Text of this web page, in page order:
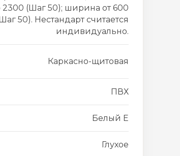
2300 (Шаг 50); ширина от 600
50). Нестандарт считается
индивидуально.
Каркасно-щитовая
ПВХ
Белый Е
Глухое